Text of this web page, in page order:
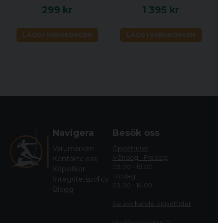
299 kr
LÄGG I VARUKORGEN
1 395 kr
LÄGG I VARUKORGEN
Navigera
Varumärken
Kontakta oss
Köpvillkor
Integritetspolicy
Blogg
Besök oss
Öppettider
Måndag - Fredag:
09.00 - 18.00
Lördag:
09.00 - 14.00
Se avvikande öppettider